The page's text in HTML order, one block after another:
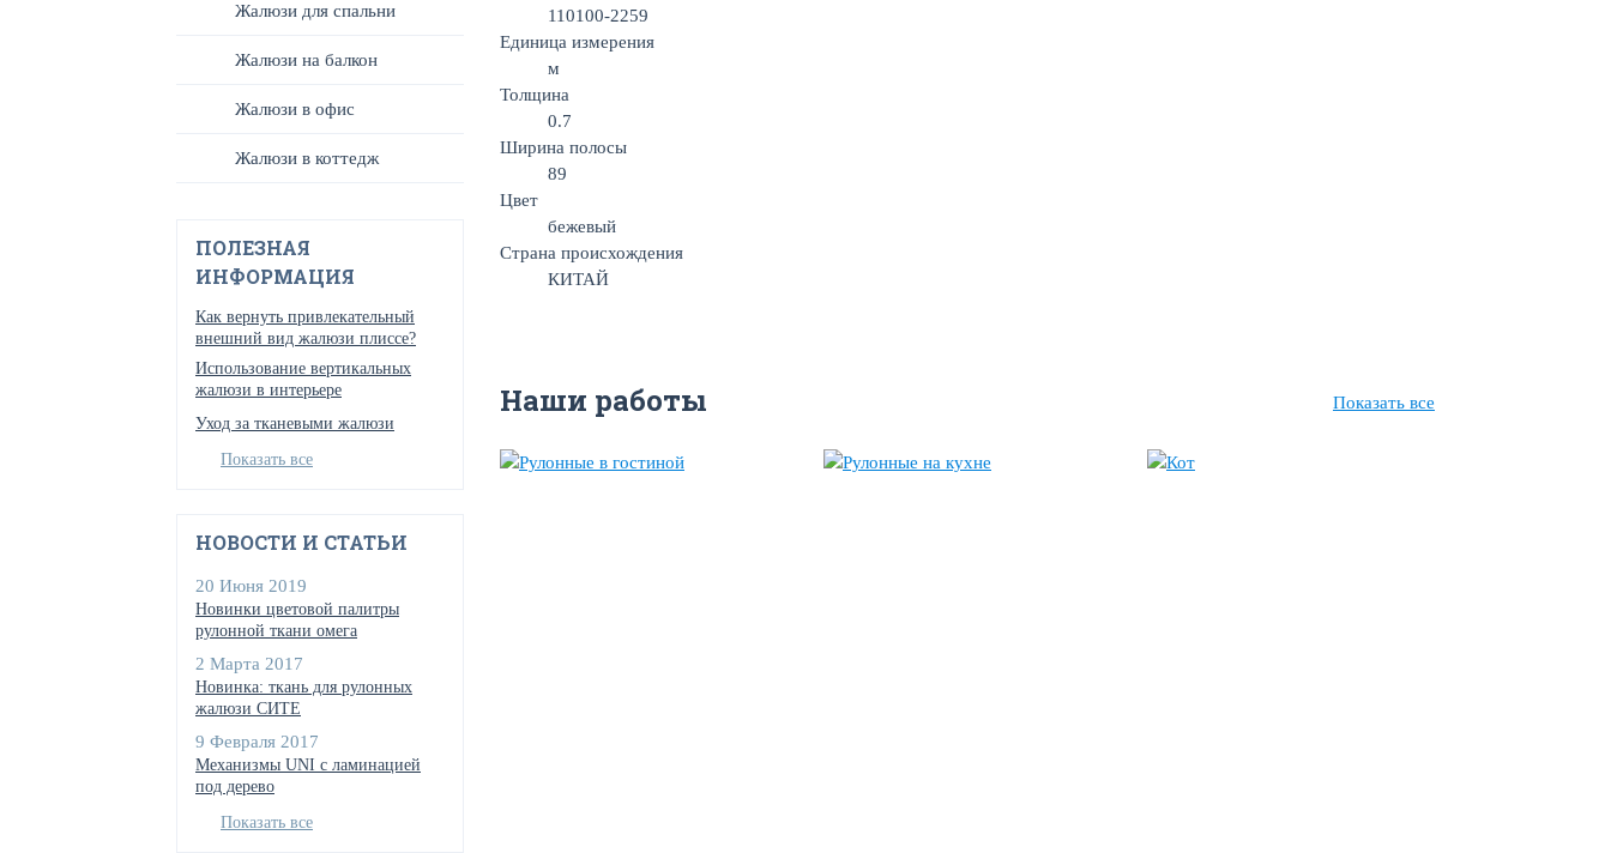
Жалюзи для спальни
Жалюзи на балкон
Жалюзи в офис
Жалюзи в коттедж
ПОЛЕЗНАЯ
ИНФОРМАЦИЯ
Как вернуть привлекательный
внешний вид жалюзи плиссе?
Использование вертикальных
жалюзи в интерьере
Уход за тканевыми жалюзи
Показать все
НОВОСТИ И СТАТЬИ
20 Июня 2019
Новинки цветовой палитры
рулонной ткани омега
2 Марта 2017
Новинка: ткань для рулонных
жалюзи СИТЕ
9 Февраля 2017
Механизмы UNI с ламинацией
под дерево
Показать все
110100-2259
Единица измерения
м
Толщина
0.7
Ширина полосы
89
Цвет
бежевый
Страна происхождения
КИТАЙ
Наши работы Показать все